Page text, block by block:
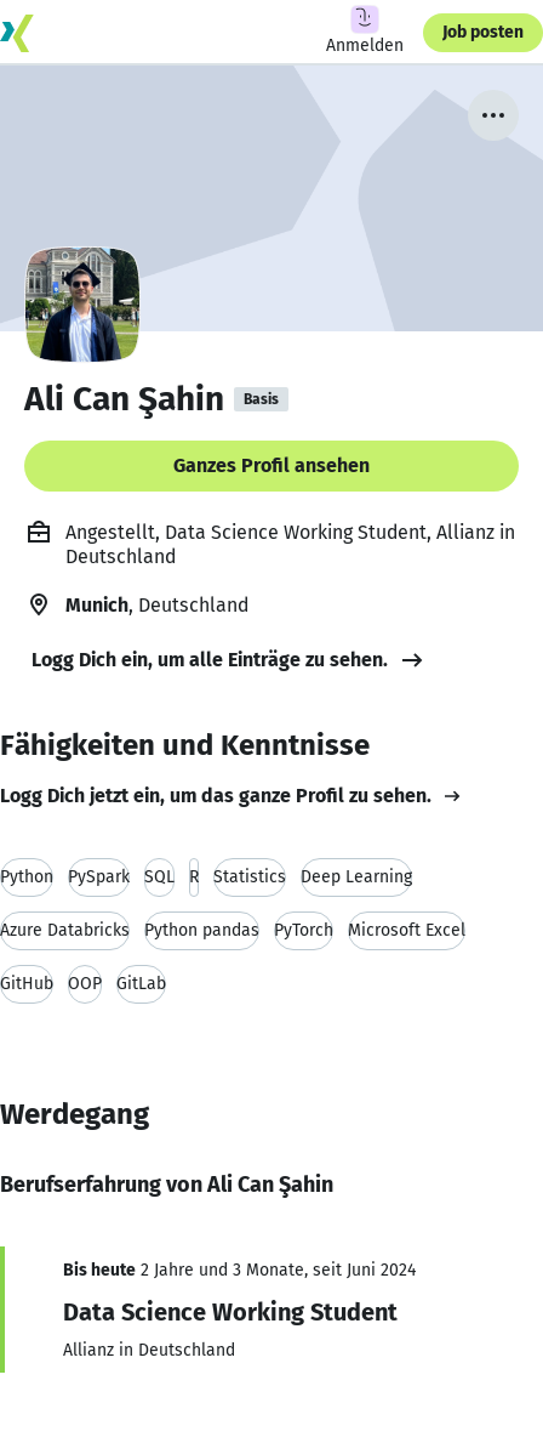
Anmelden
Job posten
Ali Can Şahin Basis
Ganzes Profil ansehen
Angestellt, Data Science Working Student, Allianz in
Deutschland
Munich, Deutschland
Logg Dich ein, um alle Einträge zu sehen.
Fähigkeiten und Kenntnisse
Logg Dich jetzt ein, um das ganze Profil zu sehen.
Python PySpark SQL R Statistics Deep Learning
Azure Databricks Python pandas PyTorch Microsoft Excel
GitHub OOP GitLab
Werdegang
Berufserfahrung von Ali Can Şahin
Bis heute 2 Jahre und 3 Monate, seit Juni 2024
Data Science Working Student
Allianz in Deutschland